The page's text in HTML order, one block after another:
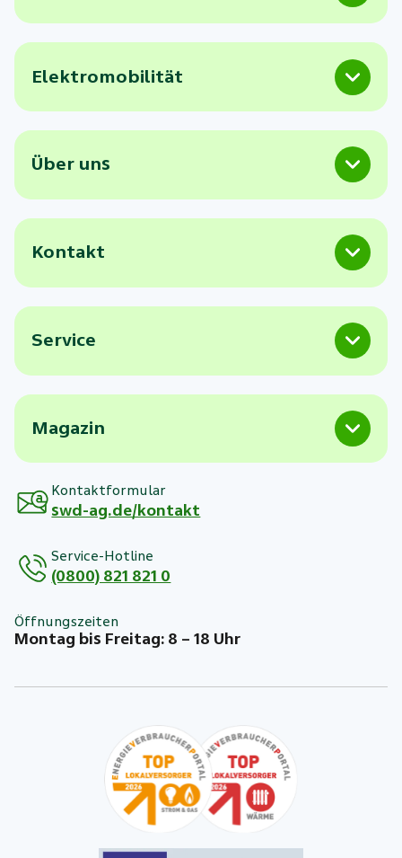
Elektromobilität
Über uns
Kontakt
Service
Magazin
Kontaktformular
swd-ag.de/kontakt
Service-Hotline
(0800) 821 821 0
Öffnungszeiten
Montag bis Freitag: 8 – 18 Uhr